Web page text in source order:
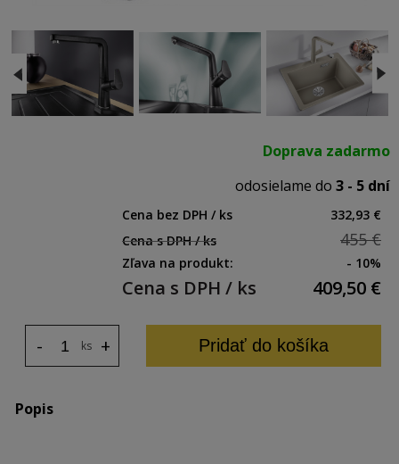
Doprava zadarmo
odosielame do 3 - 5 dní
Cena bez DPH / ks
332,93 €
Cena s DPH / ks
455 €
Zľava na produkt: - 10%
Cena s DPH / ks 409,50 €
ks +
- Pridať do košíka
Popis